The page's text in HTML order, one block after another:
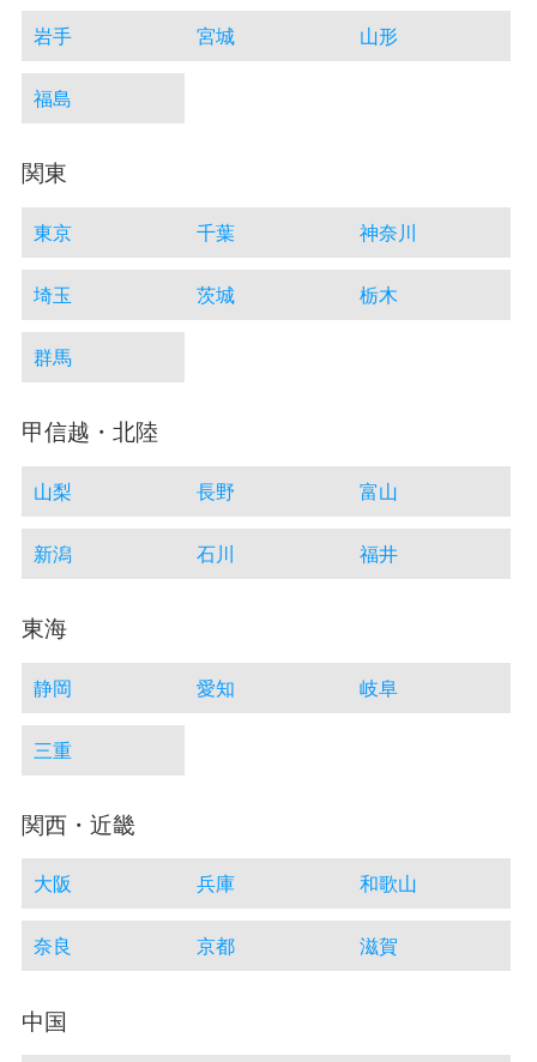
岩手 宮城 山形
福島
関東
東京 千葉 神奈川
埼玉 茨城 栃木
群馬
甲信越・北陸
山梨 長野 富山
新潟 石川 福井
東海
静岡 愛知 岐阜
三重
関西・近畿
大阪 兵庫 和歌山
奈良 京都 滋賀
中国